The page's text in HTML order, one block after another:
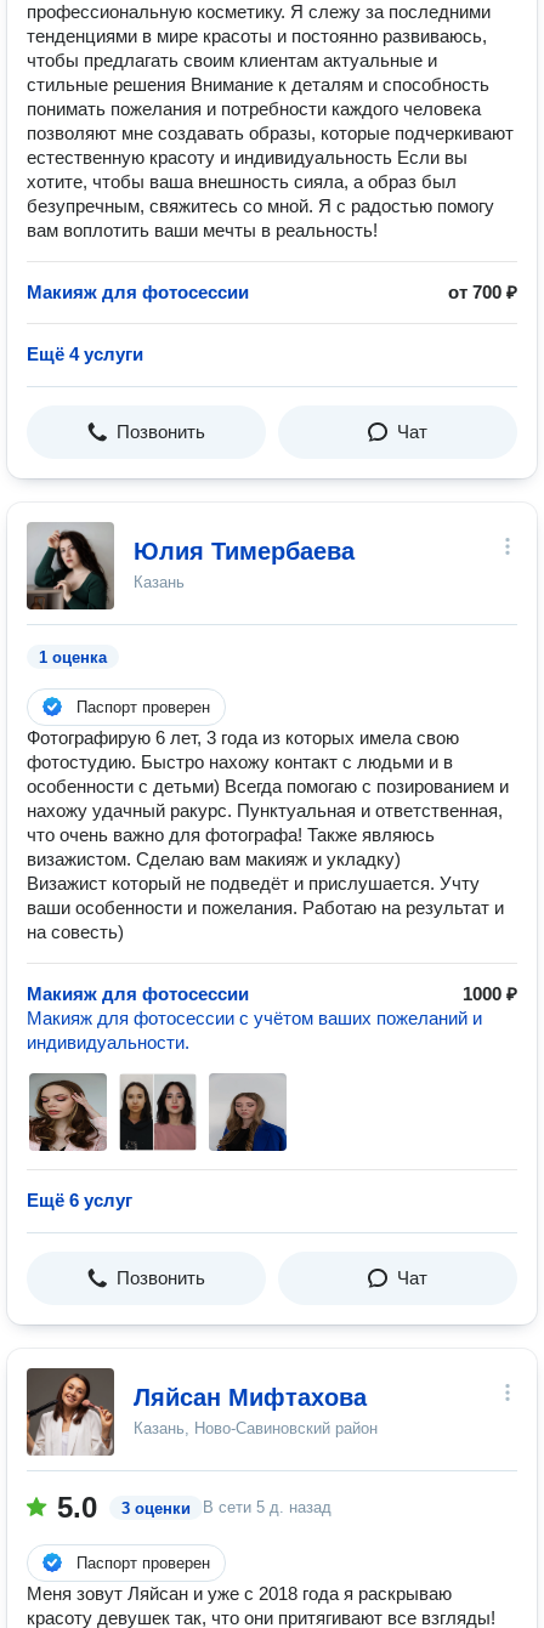
профессиональную косметику. Я слежу за последними
тенденциями в мире красоты и постоянно развиваюсь,
чтобы предлагать своим клиентам актуальные и
стильные решения Внимание к деталям и способность
понимать пожелания и потребности каждого человека
позволяют мне создавать образы, которые подчеркивают
естественную красоту и индивидуальность Если вы
хотите, чтобы ваша внешность сияла, а образ был
безупречным, свяжитесь со мной. Я с радостью помогу
вам воплотить ваши мечты в реальность!
Макияж для фотосессии от 700 ₽
Ещё 4 услуги
Позвонить Чат
Юлия Тимербаева
Казань
1 оценка
Паспорт проверен
Фотографирую 6 лет, 3 года из которых имела свою
фотостудию. Быстро нахожу контакт с людьми и в
особенности с детьми) Всегда помогаю с позированием и
нахожу удачный ракурс. Пунктуальная и ответственная,
что очень важно для фотографа! Также являюсь
визажистом. Сделаю вам макияж и укладку)
Визажист который не подведёт и прислушается. Учту
ваши особенности и пожелания. Работаю на результат и
на совесть)
Макияж для фотосессии
1000 ₽
Макияж для фотосессии с учётом ваших пожеланий и
индивидуальности.
Ещё 6 услуг
Позвонить Чат
Ляйсан Мифтахова
Казань, Ново-Савиновский район
5.0 3 оценки В сети 5 д. назад
Паспорт проверен
Меня зовут Ляйсан и уже с 2018 года я раскрываю
красоту девушек так, что они притягивают все взгляды!